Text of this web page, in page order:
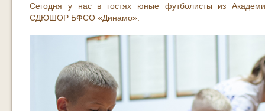
Сегодня у нас в гостях юные футболисты из
СДЮШОР БФСО «Динамо».